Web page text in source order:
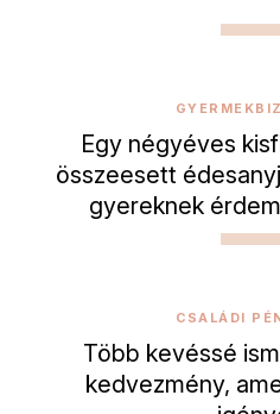
Egy négyéves
összeesett
gyereknek
CSALÁDI
Több kevéssé
kedvezmény,